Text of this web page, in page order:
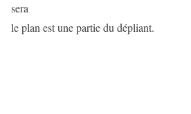
sera
le plan est une partie du dépliant.